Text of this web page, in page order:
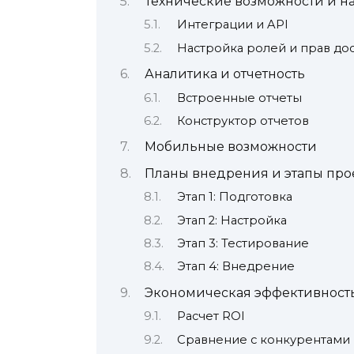
Интеграции и API
Настройка ролей и прав
Аналитика и отчетность
Встроенные отчеты
Конструктор отчетов
Мобильные возможности
Планы внедрения и этапы
Этап 1: Подготовка
Этап 2: Настройка
Этап 3: Тестирование
Этап 4: Внедрение
Экономическая
Расчет ROI
Сравнение с конкурентами